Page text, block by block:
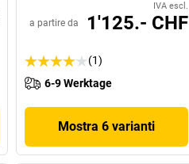
IVA escl.
a partire da 1'125.- CHF
(1)
6-9 Werktage
Mostra 6 varianti